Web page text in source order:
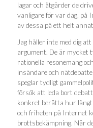
lagar och åtgärder de
vanligare för var dag, på
av dessa på ett helt
Jag håller inte med dig
argument. De är mycket
rationella resonemang
insändare och
speglar tydligt
försök att leda bort
konkret berätta hur
och friheten på Internet
brottsbekämpning. När